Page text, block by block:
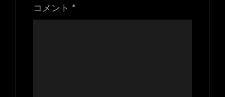
コメント *